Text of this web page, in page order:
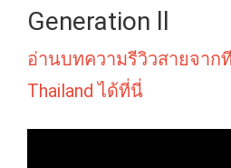
Generation ll
อ่านบทความรีวิวสายจาก
Thailand ได้ที่นี่